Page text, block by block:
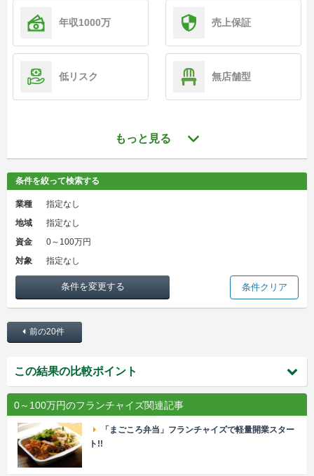
年収1000万 売上保証
低リスク 無店舗型
もっと見る
条件を絞って検索する
業種
指定なし
地域
指定なし
資金
0～100万円
対象
指定なし
条件を変更する 条件クリア
前の20件
この結果の比較ポイント
0～100万円のフランチャイズ関連記事
「まごころ弁当」フランチャイズで軽量開業スター
ト!!